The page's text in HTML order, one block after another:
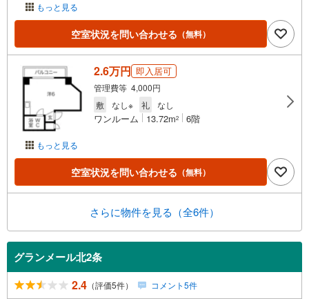
もっと見る
空室状況を問い合わせる （無料）
もっと見る
2.6万円 即入居可
管理費等 4,000円
敷
なし※ 礼 なし
ワンルーム 13.72m2 6階
空室状況を問い合わせる （無料）
さらに物件を見る（全6件）
グランメール北2条
2.4 （評価5件） コメント5件